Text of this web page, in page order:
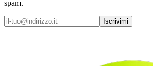
spam.
Iscrivimi